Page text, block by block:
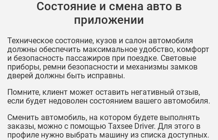
Состояние и смена авто в
приложении
Техническое состояние, кузов и салон автомобиля
должны обеспечить максимальное удобство, комфорт
и безопасность пассажиров при поездке. Световые
приборы, ремни безопасности и механизмы замков
дверей должны быть исправны.
Помните, клиент может оставить негативный отзыв,
если будет недоволен состоянием вашего автомобиля.
Сменить автомобиль, на котором будете выполнять
заказы, можно с помощью Taxsee Driver. Для этого в
профиле нужно выбрать машину из списка доступных.